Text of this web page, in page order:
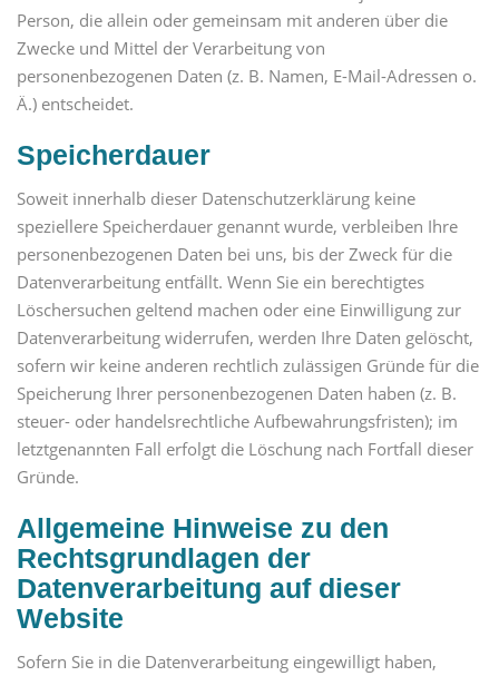
Person, die allein oder gemeinsam mit anderen über die
Zwecke und Mittel der Verarbeitung von
personenbezogenen Daten (z. B. Namen, E-Mail-Adressen o.
Ä.) entscheidet.
Speicherdauer
Soweit innerhalb dieser Datenschutzerklärung keine
speziellere Speicherdauer genannt wurde, verbleiben Ihre
personenbezogenen Daten bei uns, bis der Zweck für die
Datenverarbeitung entfällt. Wenn Sie ein berechtigtes
Löschersuchen geltend machen oder eine Einwilligung zur
Datenverarbeitung widerrufen, werden Ihre Daten gelöscht,
sofern wir keine anderen rechtlich zulässigen Gründe für die
Speicherung Ihrer personenbezogenen Daten haben (z. B.
steuer- oder handelsrechtliche Aufbewahrungsfristen); im
letztgenannten Fall erfolgt die Löschung nach Fortfall dieser
Gründe.
Allgemeine Hinweise zu den
Rechtsgrundlagen der
Datenverarbeitung auf dieser
Website
Sofern Sie in die Datenverarbeitung eingewilligt haben,